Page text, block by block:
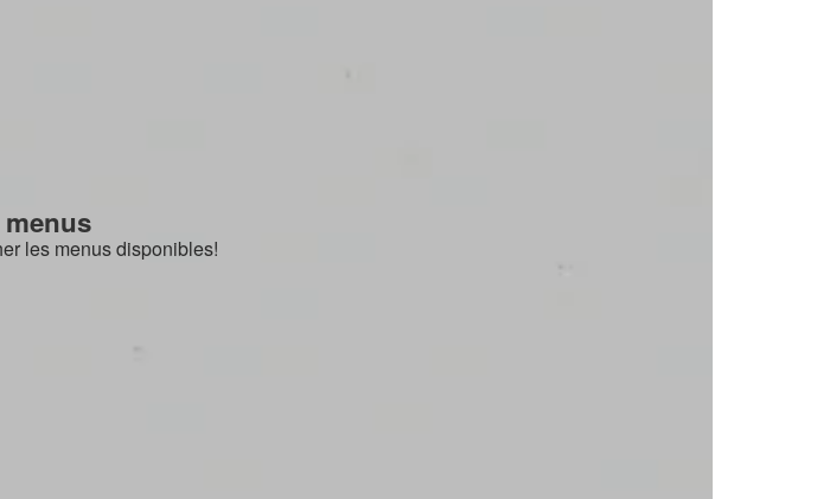
les menus disponibles!